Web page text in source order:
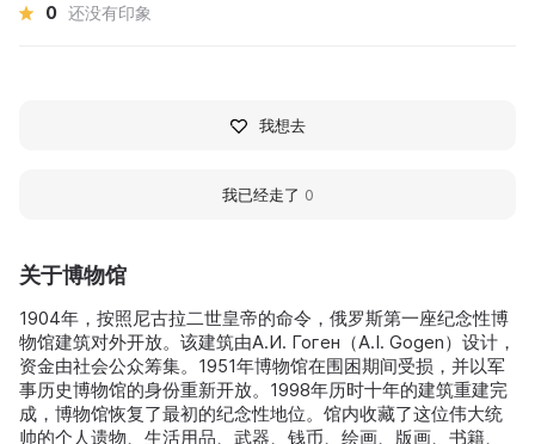
关于博物馆
1904年，按照尼古拉二世皇帝的命令，俄罗斯第一座纪念性博
物馆建筑对外开放。该建筑由A.И. Гоген（A.I. Gogen）设计，
资金由社会公众筹集。1951年博物馆在围困期间受损，并以军
事历史博物馆的身份重新开放。1998年历时十年的建筑重建完
成，博物馆恢复了最初的纪念性地位。馆内收藏了这位伟大统
帅的个人遗物、生活用品、武器、钱币、绘画、版画、书籍、
0 还没有印象
我想去
我已经走了 0